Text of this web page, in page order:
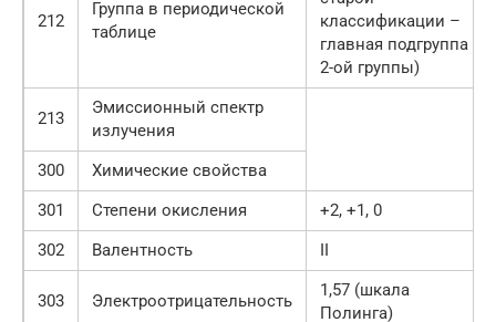
212
Группа в периодической
таблице
классификации –
главная подгруппа
2-ой группы)
213
Эмиссионный спектр
излучения
300
Химические свойства
301
Степени окисления
+2, +1, 0
302
Валентность II
303 Электроотрицательность
1,57 (шкала
Полинга)